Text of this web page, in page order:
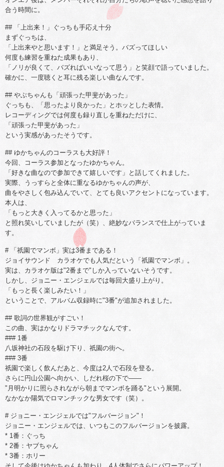
合う時間に。
## 「上出来！」ぐっちも手応え十分
まずぐっちは、
「上出来やと思います！」と満足そう。バズってほしい
何度も練習を重ねた成果もあり、
「ノリが良くて、バズればいいなって思う」と笑顔で語っていました。
確かに、一度聴くと耳に残る楽しい曲なんです。
## やぶちゃんも「頑張った甲斐があった」
ぐっちも、「思ったより良かった」とホッとした表情。
レコーディングでは何度も録り直しを重ねただけに、
「頑張った甲斐があった」
という実感があったそうです。
## ゆかちゃんのコーラスも大好評！
今回、コーラス参加となったゆかちゃん。
「好きな曲なので参加できて嬉しいです」と話してくれました。
実際、うっすらと全体に重なるゆかちゃんの声が、
曲をやさしく包み込んでいて、とても良いアクセントになっています。
本人は、
「もっと大きく入ってるかと思った」
と照れ笑いしていましたが（笑）、絶妙なバランスで仕上がっていま
す。
# 「祇園でマンボ」実は3番まである！
ジョイサウンド カラオケでも人気だという「祇園でマンボ」。
実は、カラオケ版は"2番まで"しか入っていないそうです。
しかし、ジョニー・エンジェルでは毎回大盛り上がり。
「もっと長く楽しみたい！」
ということで、アルバム収録時に"3番"が追加されました。
## 歌詞の世界観がすごい！
この曲、実はかなりドラマチックなんです。
### 1番
八坂神社の石段を駆け下り、祇園の街へ。
### 3番
祇園で楽しく飲んだあと、今度は2人で石段を登る。
さらに円山公園へ向かい、しだれ桜の下で――
"月明かりに照らされながら朝までマンボを踊る"という展開。
なかなか陽気でロマンチックな男女です（笑）。
# ジョニー・エンジェルでは"フルバージョン"！
ジョニー・エンジェルでは、いつもこのフルバージョンを披露。
* 1番：ぐっち
* 2番：ヤブちゃん
* 3番：ホリー